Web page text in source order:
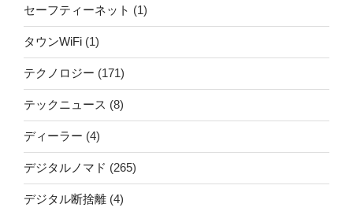
セーフティーネット (1)
タウンWiFi (1)
テクノロジー (171)
テックニュース (8)
ディーラー (4)
デジタルノマド (265)
デジタル断捨離 (4)